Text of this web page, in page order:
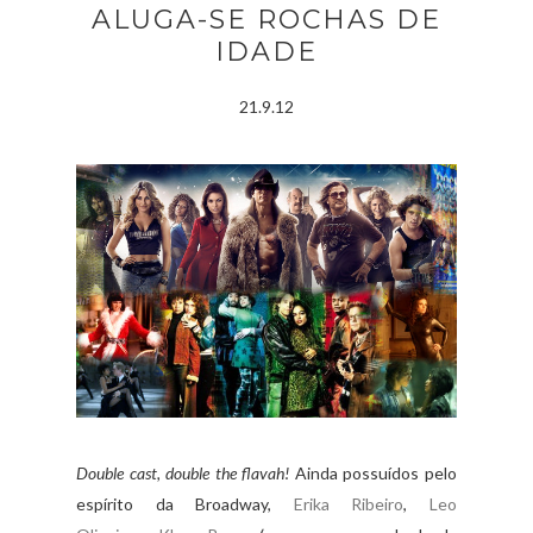
ALUGA-SE ROCHAS DE
IDADE
21.9.12
Double cast, double the flavah! Ainda possuídos pelo
espírito da Broadway, Erika Ribeiro,Leo